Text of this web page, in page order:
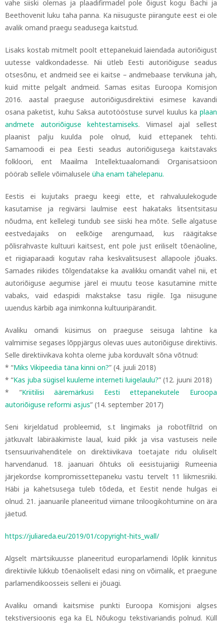
vahe siiski olemas ja plaadifirmadel pole õigust kogu Bachi ja
Beethovenit luku taha panna. Ka niisuguste piirangute eest ei ole
avalik omand praegu seadusega kaitstud.
Lisaks kostab mitmelt poolt ettepanekuid laiendada autoriõigust
uutesse valdkondadesse. Nii ütleb Eesti autoriõiguse seadus
otsesõnu, et andmeid see ei kaitse – andmebaase tervikuna jah,
kuid mitte pelgalt andmeid. Samas esitas Euroopa Komisjon
2016. aastal praeguse autoriõigusdirektiivi esimese kavandi
osana paketist, kuhu Saksa autotööstuse survel kuulus ka plaan
andmete autoriõiguse kehtestamiseks. Viimasel ajal sellest
plaanist palju kuulda pole olnud, kuid ettepanek tehti.
Samamoodi ei pea Eesti seadus autoriõigusega kaitstavaks
folkloori, ent Maailma Intellektuaalomandi Organisatsioon
pöörab sellele võimalusele üha enam tähelepanu.
Eestis ei kujutaks praegu keegi ette, et rahvaluulekogude
kasutamise ja regivärsi laulmise eest hakataks litsentsitasu
nõudma, ent kellelegi tundub see siiski hea mõte. Selle algatuse
eestvedajaiks on eelkõige arengumaad, kus räägitakse
põlisrahvaste kultuuri kaitsest, ent pole just eriliselt tõenäoline,
et riigiaparaadi kogutav raha keskvalitsusest allapoole jõuaks.
Samades riikides tõlgendatakse ka avalikku omandit vahel nii, et
autoriõiguse aegumise järel ei muutu teose kasutamine mitte
vabaks, vaid edaspidi makstakse tasu riigile. Iga niisugune
uuendus kärbib aga inimkonna kultuuripärandit.
Avaliku omandi küsimus on praeguse seisuga lahtine ka
valmimise segases lõppjärgus olevas uues autoriõiguse direktiivis.
Selle direktiivikava kohta oleme juba korduvalt sõna võtnud:
* “Miks Vikipeedia täna kinni on?” (4. juuli 2018)
* “Kas juba sügisel kuuleme interneti luigelaulu?” (12. juuni 2018)
* “Kriitilisi ääremärkusi Eesti ettepanekutele Euroopa
autoriõiguse reformi asjus” (14. september 2017)
Seni kirjeldatud probleemid, s.t lingimaks ja robotfiltrid on
jätkuvalt läbirääkimiste laual, kuid pikk ja visa vastuseis neile
tsensuurivahenditele on direktiivikava toetajate ridu oluliselt
harvendanud. 18. jaanuari õhtuks oli eesistujariigi Rumeenia
järjekordse kompromissettepaneku vastu tervelt 11 liikmesriiki.
Häbi ja kahetsusega tuleb tõdeda, et Eestit nende hulgas ei
olnud. 21. jaanuarile planeeritud viimane triloogikohtumine on ära
jäetud.
https://juliareda.eu/2019/01/copyright-hits_wall/
Algselt märtsikuusse planeeritud europarlamendi lõplik kinnitus
direktiivile lükkub tõenäoliselt edasi ning on võimalik, et praegune
parlamendikoosseis selleni ei jõuagi.
Avaliku omandi kaitsmise punkti Euroopa Komisjoni algses
tekstiversioonis ega ka EL Nõukogu tekstivariandis polnud. Küll